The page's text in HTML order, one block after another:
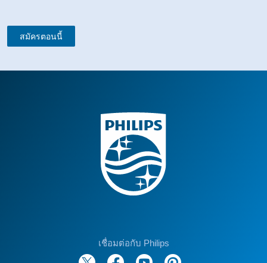
สมัครตอนนี้
เชื่อมต่อกับ Philips